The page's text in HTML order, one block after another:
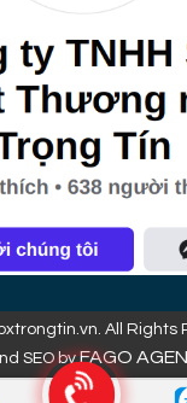
All Rights
SEO byFAGO